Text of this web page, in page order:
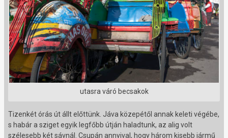
utasra váró becsakok
Tizenkét órás út állt előttünk. Jáva közepétől annak keleti végébe,
s habár a sziget egyik legfőbb útján haladtunk, az alig volt
szélesebb két sávnál. Csupán annyival, hogy három kisebb jármű